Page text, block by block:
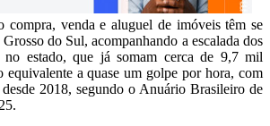
compra, venda e aluguel de imóveis têm se
do Sul, acompanhando a escalada dos
no estado, que já somam cerca de 9,7 mil
equivalente a quase um golpe por hora, com
2018, segundo o Anuário Brasileiro de